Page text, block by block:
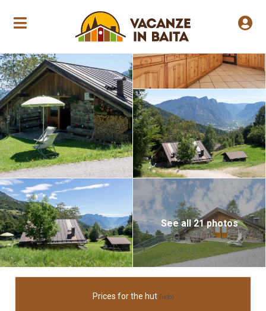
Annual opening
See all 21 photos
Prices for the hut (info)